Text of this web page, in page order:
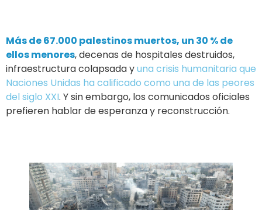
Más de 67.000 palestinos muertos, un 30 % de
ellos menores, decenas de hospitales destruidos,
infraestructura colapsada yuna crisis humanitaria que
Naciones Unidas ha calificado como una de las peores
del siglo XXI. Y sin embargo, los comunicados oficiales
prefieren hablar de esperanza y reconstrucción.